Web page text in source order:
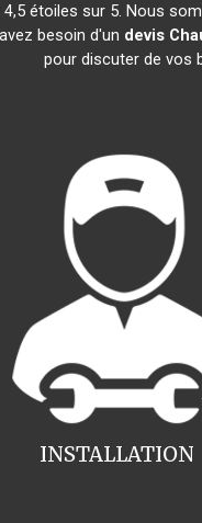
étoiles sur 5. Nous
besoin d'un devis
pour discuter de vos
INSTALLATION